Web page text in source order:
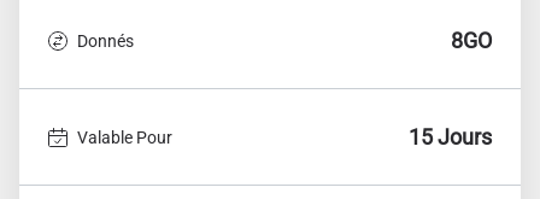
Donnés 8GO
Valable Pour 15 Jours